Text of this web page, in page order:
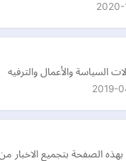
2020-
السياسة والأعمال والترفيه
2019-
الصفحة بتجميع الاخبار من